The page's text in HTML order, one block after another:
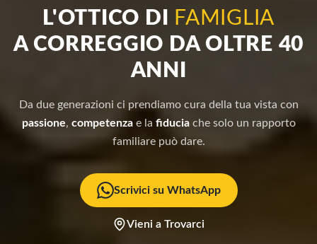
L'OTTICO DI
FAMIGLIA
A CORREGGIO DA OLTRE 40
ANNI
Da due generazioni ci prendiamo cura della tua vista con
passione, competenzae la fiduciache solo un rapporto
familiare può dare.
Scrivici su WhatsApp
Vieni a Trovarci